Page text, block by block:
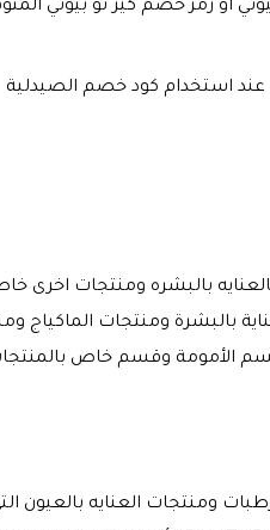
كوبون خصم كير تو بيوتي او رمز خصم كير تو بيوتي
بحجم 200 مللي وعليه خصم كبير بنسبة 25% وسعرها يبلغ 45 درهم وذلك عند استخدام كود خصم الصيدلية
بالبشره ومنتجات اخرى
بالبشرة ومنتجات الماكياج
الأمومة وقسم خاص
والسير مات والمرطبات ومنتجات العنايه بالعيون